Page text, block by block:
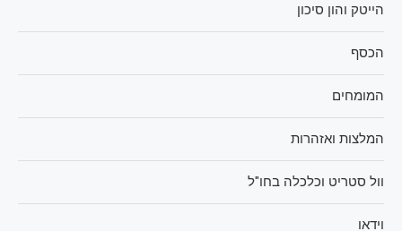
הייטק והון סיכון
הכסף
המומחים
המלצות ואזהרות
וול סטריט וכלכלה בחו"ל
וידאו